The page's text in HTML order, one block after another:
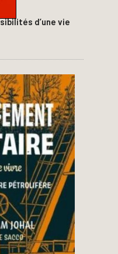
d’une vie